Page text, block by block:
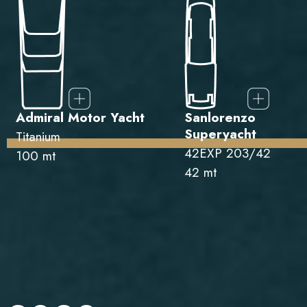
Admiral Motor Yacht
Titanium
100 mt
Sanlorenzo
Superyacht
42EXP 203/42
42 mt